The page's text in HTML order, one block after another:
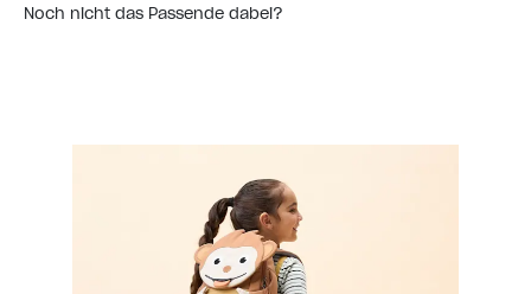
Noch nicht das Passende dabei?